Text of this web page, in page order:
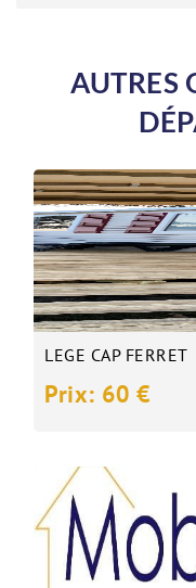
AUTRES
LEGE CAP FERRET
Prix: 60 €